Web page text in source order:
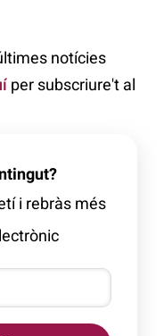
notícies
per subscriure't al
i rebràs més